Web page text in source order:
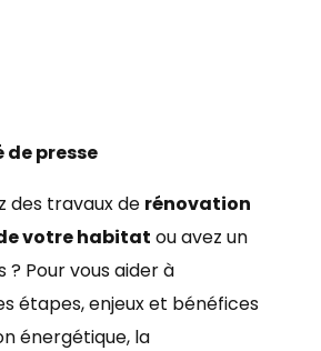
presse
des travaux de rénovation
votre habitat ou avez un
Pour vous aider à
étapes, enjeux et bénéfices
énergétique, la